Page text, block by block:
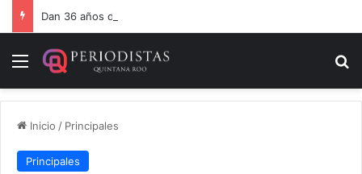
Menú
Inicio / Principales
Principales